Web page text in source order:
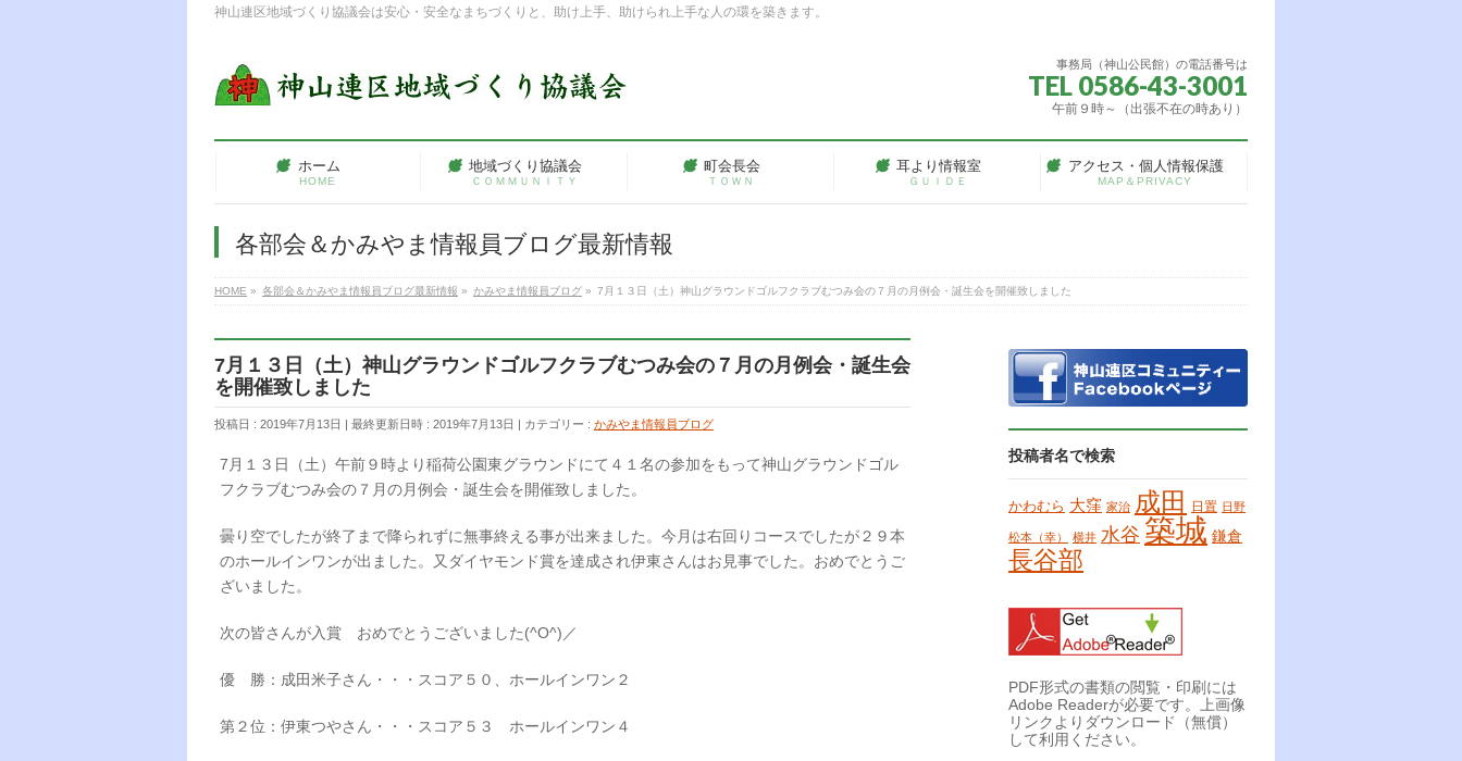
神山連区地域づくり協議会は安心・安全なまちづくりと、助け上手、助けられ上手な人の環を築きます。
事務局（神山公民館）の電話番号は
TEL 0586-43-3001
午前９時～（出張不在の時あり）
ホーム
HOME
地域づくり協議会
ＣＯＭＭＵＮＩＴＹ
町会長会
ＴＯＷＮ
耳より情報室
ＧＵＩＤＥ
アクセス・個人情報保護
MAP＆PRIVACY
各部会＆かみやま情報員ブログ最新情報
HOME » 各部会＆かみやま情報員ブログ最新情報 » かみやま情報員ブログ » 7月１３日（土）神山グラウンドゴルフクラブむつみ会の７月の月例会・誕生会を開催致しました
7月１３日（土）神山グラウンドゴルフクラブむつみ会の７月の月例会・誕生会
を開催致しました
投稿日 : 2019年7月13日 最終更新日時 : 2019年7月13日 カテゴリー : かみやま情報員ブログ
7月１３日（土）午前９時より稲荷公園東グラウンドにて４１名の参加をもって神山グラウンドゴル
フクラブむつみ会の７月の月例会・誕生会を開催致しました。
曇り空でしたが終了まで降られずに無事終える事が出来ました。今月は右回りコースでしたが２９本
のホールインワンが出ました。又ダイヤモンド賞を達成され伊東さんはお見事でした。おめでとうご
ざいました。
次の皆さんが入賞 おめでとうございました(^O^)／
優 勝：成田米子さん・・・スコア５０、ホールインワン２
第２位：伊東つやさん・・・スコア５３ ホールインワン４
投稿者名で検索
かわむら 大窪 家治 成田 日置 日野
松本（幸） 横井 水谷 築城 鎌倉
長谷部
PDF形式の書類の閲覧・印刷には
Adobe Readerが必要です。上画像
リンクよりダウンロード（無償）
して利用ください。